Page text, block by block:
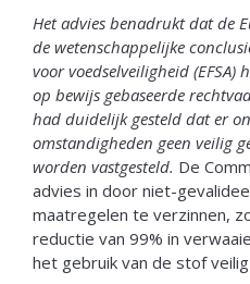
Het advies benadrukt dat de
de wetenschappelijke
voor voedselveiligheid (EFSA)
op bewijs gebaseerde
had duidelijk gesteld dat er
omstandigheden geen veilig
worden vastgesteld. De
advies in door niet-
maatregelen te verzinnen,
reductie van 99% in
het gebruik van de stof